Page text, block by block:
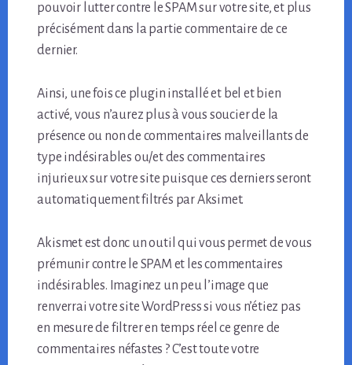
pouvoir lutter contre le SPAM sur votre site, et plus
précisément dans la partie commentaire de ce
dernier.
Ainsi, une fois ce plugin installé et bel et bien
activé, vous n’aurez plus à vous soucier de la
présence ou non de commentaires malveillants de
type indésirables ou/et des commentaires
injurieux sur votre site puisque ces derniers seront
automatiquement filtrés par Aksimet.
Akismet est donc un outil qui vous permet de vous
prémunir contre le SPAM et les commentaires
indésirables. Imaginez un peu l’image que
renverrai votre site WordPress si vous n’étiez pas
en mesure de filtrer en temps réel ce genre de
commentaires néfastes ? C’est toute votre